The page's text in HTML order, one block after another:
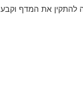
להתקין את המדף וקבע